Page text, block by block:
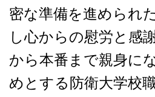
密な準備を進められ
し心からの慰労と感
から本番まで親身に
めとする防衛大学校